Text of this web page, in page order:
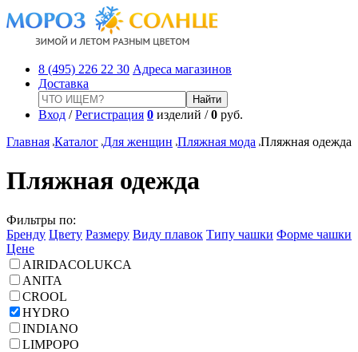
8 (495) 226 22 30 Адреса магазинов
Доставка
Вход /Регистрация 0 изделий /0 руб.
Главная Каталог Для женщин Пляжная мода Пляжная одежда
Пляжная одежда
Фильтры по:
Бренду Цвету Размеру Виду плавок Типу чашки Форме чашки
Цене
AIRIDACOLUKCA
ANITA
CROOL
HYDRO
INDIANO
LIMPOPO